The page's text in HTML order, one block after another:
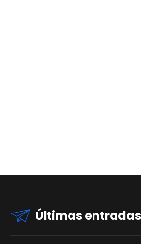
Últimas entradas